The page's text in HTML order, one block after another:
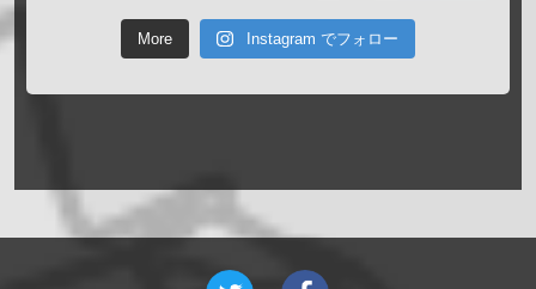
More Instagram でフォロー